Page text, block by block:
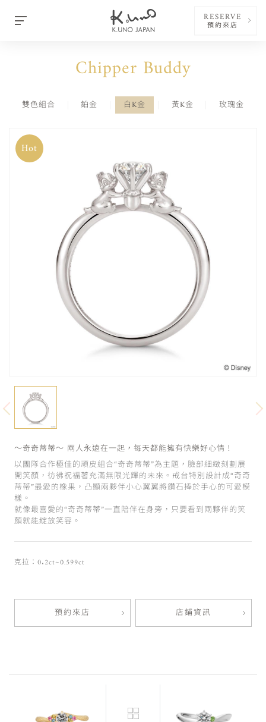
RESERVE
預約來店
Chipper Buddy
雙色組合 鉑金 白K金 黃K金 玫瑰金
～奇奇蒂蒂～ 兩人永遠在一起，每天都能擁有快樂好心情！
以團隊合作極佳的頑皮組合“奇奇蒂蒂”為主題，臉部細緻刻劃展
開笑顏，彷彿祝福著充滿無限光輝的未來。戒台特別設計成“奇奇
蒂蒂”最愛的橡果，凸顯兩夥伴小心翼翼將鑽石捧於手心的可愛模
樣。
就像最喜愛的“奇奇蒂蒂”一直陪伴在身旁，只要看到兩夥伴的笑
顏就能綻放笑容。
克拉：0.2ct~0.599ct
預約來店 店鋪資訊